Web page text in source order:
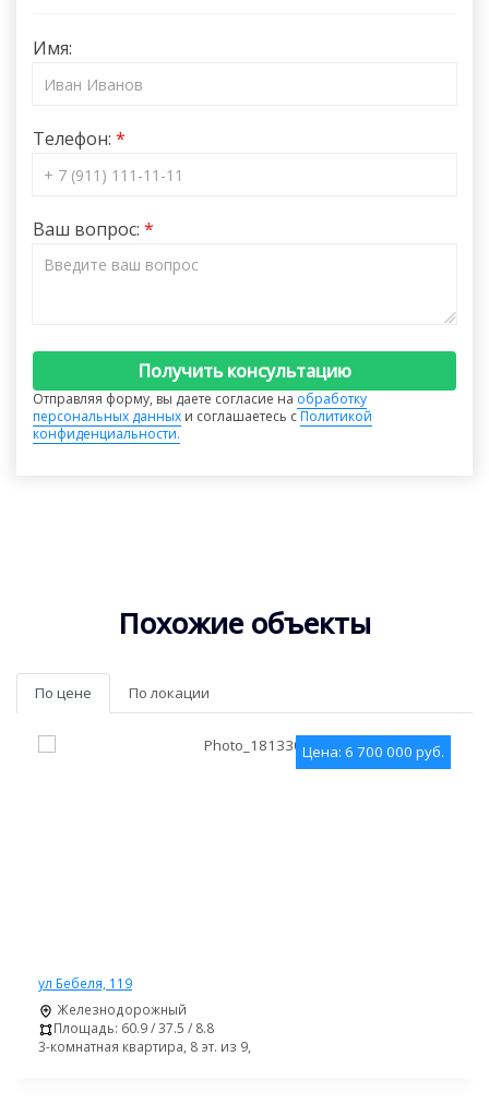
Имя:
Телефон:
Ваш вопрос:
Получить консультацию
Отправляя форму, вы даете согласие на обработку
персональных данных и соглашаетесь сПолитикой
конфиденциальности.
Похожие объекты
По цене По локации
Цена: 6 700 000 руб.
ул Бебеля, 119
Железнодорожный
Площадь: 60.9 / 37.5 / 8.8
3-комнатная квартира, 8 эт. из 9,